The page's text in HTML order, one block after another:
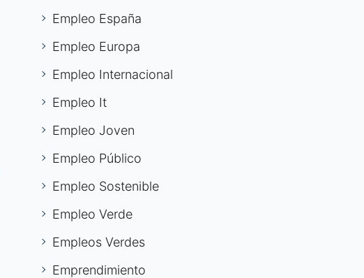
Empleo España
Empleo Europa
Empleo Internacional
Empleo It
Empleo Joven
Empleo Público
Empleo Sostenible
Empleo Verde
Empleos Verdes
Emprendimiento